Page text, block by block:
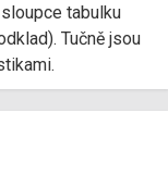
tabulku
Tučně jsou